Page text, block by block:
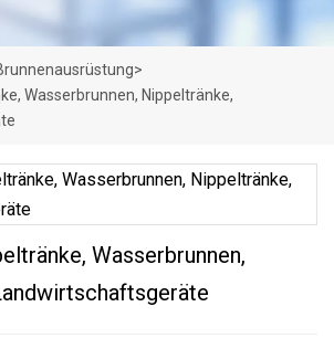
>
Wasserbrunnen, Nippeltränke,
Wasserbrunnen,